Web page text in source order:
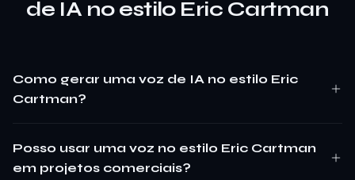
de IA no estilo Eric Cartman
Como gerar uma voz de IA no estilo Eric
Cartman?
Posso usar uma voz no estilo Eric Cartman
em projetos comerciais?